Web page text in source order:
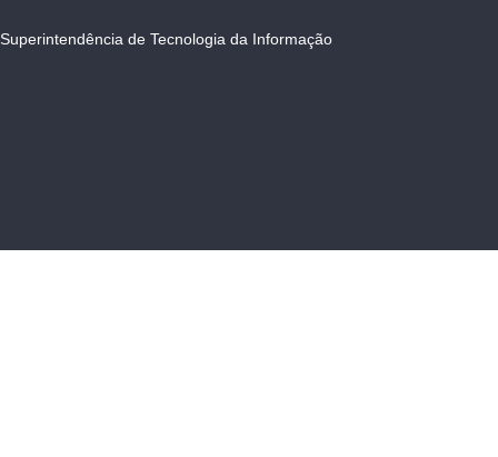
Superintendência de Tecnologia da Informação